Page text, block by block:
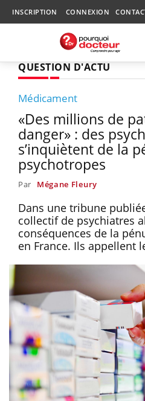
INSCRIPTION CONNEXION
QUESTION D'ACTU
Médicament
«Des millions de
danger» : des
s’inquiètent de la
psychotropes
Par Mégane Fleury
Dans une tribune
collectif de psychiatres
conséquences de la
en France. Ils appellent